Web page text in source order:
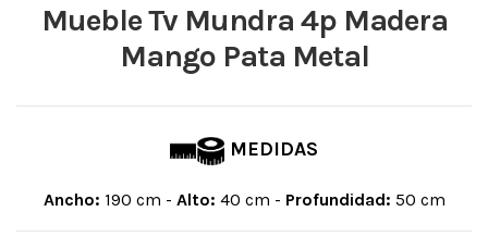
Mueble Tv Mundra 4p Madera
Mango Pata Metal
MEDIDAS
Ancho: 190 cm - Alto: 40 cm - Profundidad: 50 cm